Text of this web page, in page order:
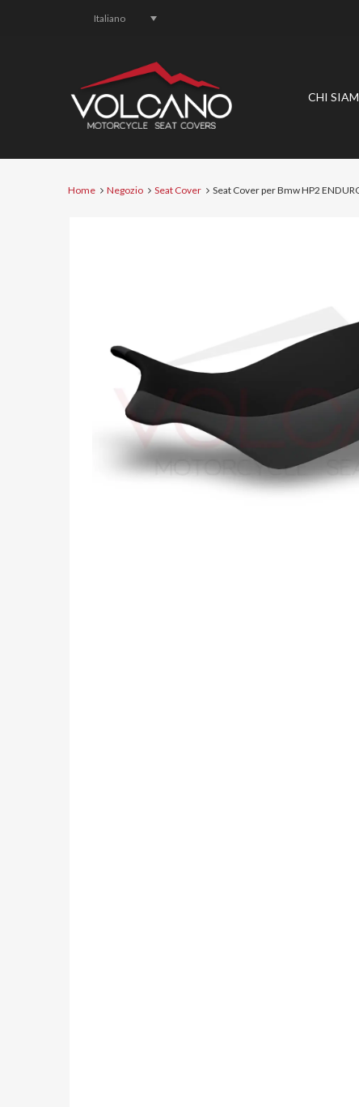
Italiano
CHI
Home Negozio Seat Cover Seat Cover per Bmw HP2